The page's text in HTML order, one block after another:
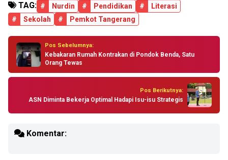
TAG: # Nurdin # Pendidikan #
Literasi
#
Sekolah # Pemkot Tangerang
Pos Sebelumnya:
Kebakaran Rumah Kontrakan di Pondok Benda, Satu
Orang Tewas
Pos Berikutnya:
ASN Diminta Bekerja Optimal Hadapi Isu-isu Strategis
Komentar: